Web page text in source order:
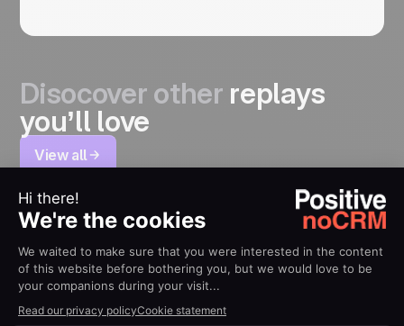
Disocover other replays
you’ll love
View all